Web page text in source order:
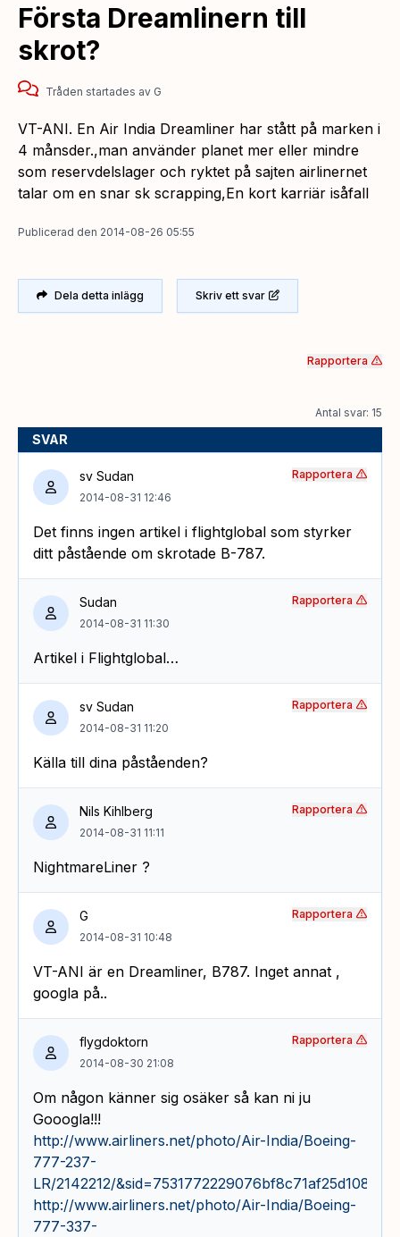
Första Dreamlinern till
skrot?
Tråden startades av G
VT-ANI. En Air India Dreamliner har stått på marken i
4 månsder.,man använder planet mer eller mindre
som reservdelslager och ryktet på sajten airlinernet
talar om en snar sk scrapping,En kort karriär isåfall
Publicerad den 2014-08-26 05:55
Dela detta inlägg Skriv ett svar
Rapportera
Antal svar: 15
SVAR
sv Sudan
2014-08-31 12:46
Det finns ingen artikel i flightglobal som styrker
ditt påstående om skrotade B-787.
Rapportera
Sudan
2014-08-31 11:30
Artikel i Flightglobal…
Rapportera
sv Sudan
2014-08-31 11:20
Källa till dina påståenden?
Rapportera
Nils Kihlberg
2014-08-31 11:11
NightmareLiner ?
Rapportera
G
2014-08-31 10:48
VT-ANI är en Dreamliner, B787. Inget annat ,
googla på..
Rapportera
flygdoktorn
2014-08-30 21:08
Om någon känner sig osäker så kan ni ju
Gooogla!!!
http://www.airliners.net/photo/Air-India/Boeing-
777-237-
LR/2142212/
http://www.airliners.net/photo/Air-India/Boeing-
777-337-
Rapportera